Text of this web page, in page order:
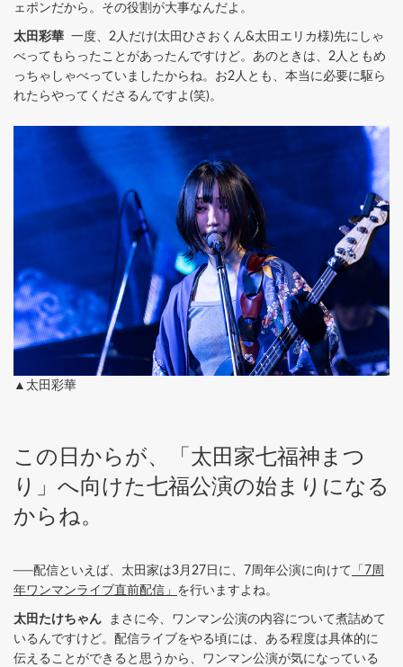
ェポンだから。その役割が大事なんだよ。
太田彩華 一度、2人だけ(太田ひさおくん&太田エリカ様)先にしゃ
べってもらったことがあったんですけど。あのときは、2人ともめ
っちゃしゃべっていましたからね。お2人とも、本当に必要に駆ら
れたらやってくださるんですよ(笑)。
▲太田彩華
この日からが、「太田家七福神まつ
り」へ向けた七福公演の始まりになる
からね。
──配信といえば、太田家は3月27日に、7周年公演に向けて 「7周
年ワンマンライブ直前配信」 を行いますよね。
太田たけちゃん まさに今、ワンマン公演の内容について煮詰めて
いるんですけど。配信ライブをやる頃には、ある程度は具体的に
伝えることができると思うから、ワンマン公演が気になっている